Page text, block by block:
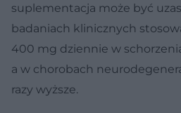
suplementacja może być
badaniach klinicznych
400 mg dziennie w
a w chorobach
razy wyższe.